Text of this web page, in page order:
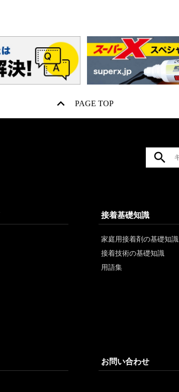
PAGE TOP
接着基礎知識
家庭用接着剤の基礎知識
接着技術の基礎知識
用語集
お問い合わせ